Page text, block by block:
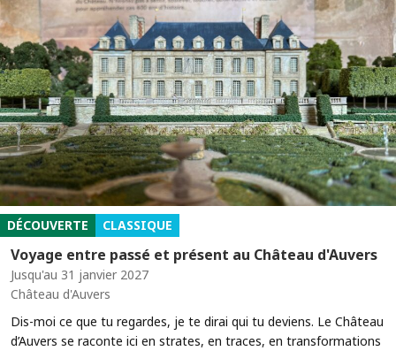
DÉCOUVERTE CLASSIQUE
Voyage entre passé et présent au Château d'Auvers
Jusqu'au 31 janvier 2027
Château d'Auvers
Dis-moi ce que tu regardes, je te dirai qui tu deviens. Le Château
d’Auvers se raconte ici en strates, en traces, en transformations